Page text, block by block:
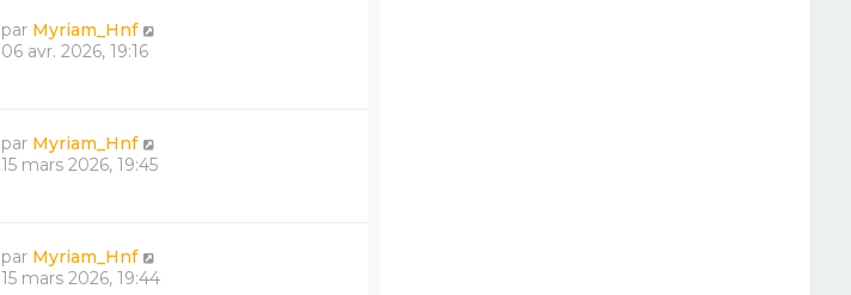
par Myriam_Hnf
06 avr. 2026, 19:16
par Myriam_Hnf
15 mars 2026, 19:45
par Myriam_Hnf
15 mars 2026, 19:44